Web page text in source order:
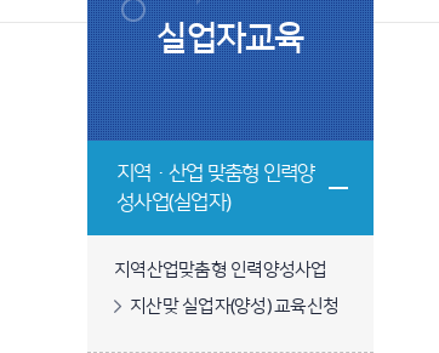
실업자교육
왼쪽메뉴
지역·산업 맞춤형 인력양
성사업(실업자)
지역산업맞춤형 인력양성사업
지산맞 실업자(양성) 교육신청